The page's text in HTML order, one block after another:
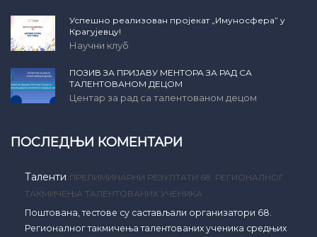
Успешно реализован пројекат „Имуносфера” у
Крагујевцу!
Научни клуб
ПОЗИВ ЗА ПРИЈАВУ МЕНТОРА ЗА РАД СА
ТАЛЕНТОВАНОМ ДЕЦОМ
Центар за рад са талентованом децом
ПОСЛЕДЊИ КОМЕНТАРИ
Таленти ПРЕЛИМИНАРНИ РЕЗУЛТАТИ 68. РЕГИОНАЛНОГ
ТАКМИЧЕЊА ТАЛЕНТОВАНИХ УЧЕНИКА
Поштована, тестове су састављали организатори 68.
Регионалног такмичења талентованих ученика средњих